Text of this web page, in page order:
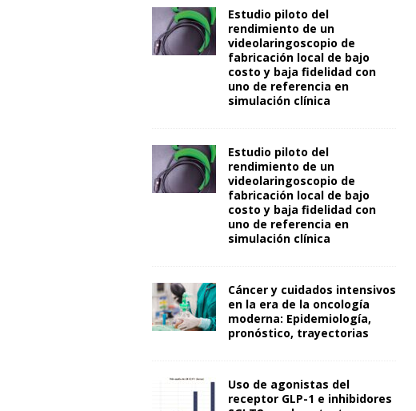
Estudio piloto del
rendimiento de un
videolaringoscopio de
fabricación local de bajo
costo y baja fidelidad con
uno de referencia en
simulación clínica
Estudio piloto del
rendimiento de un
videolaringoscopio de
fabricación local de bajo
costo y baja fidelidad con
uno de referencia en
simulación clínica
Cáncer y cuidados intensivos
en la era de la oncología
moderna: Epidemiología,
pronóstico, trayectorias
Uso de agonistas del
receptor GLP-1 e inhibidores